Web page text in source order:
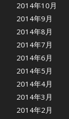
2014年10月
2014年9月
2014年8月
2014年7月
2014年6月
2014年5月
2014年4月
2014年3月
2014年2月